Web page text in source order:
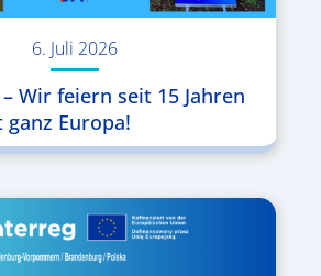
6. Juli 2026
– Wir feiern seit 15 Jahren
Europa!